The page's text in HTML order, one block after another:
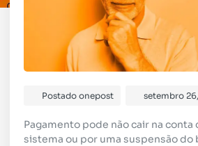
Postado onepost setembro
Pagamento pode não cair na conta
sistema ou por uma suspensão do